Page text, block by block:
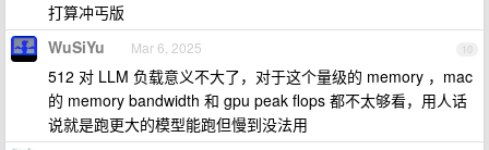
打算冲丐版
10
WuSiYu Mar 6, 2025
512 对 LLM 负载意义不大了，对于这个量级的 memory ，mac
的 memory bandwidth 和 gpu peak flops 都不太够看，用人话
说就是跑更大的模型能跑但慢到没法用